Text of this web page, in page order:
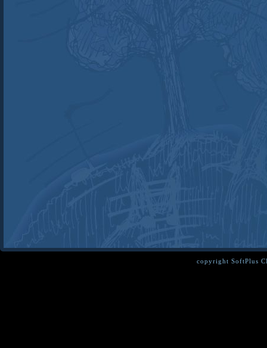
copyright SoftPlus